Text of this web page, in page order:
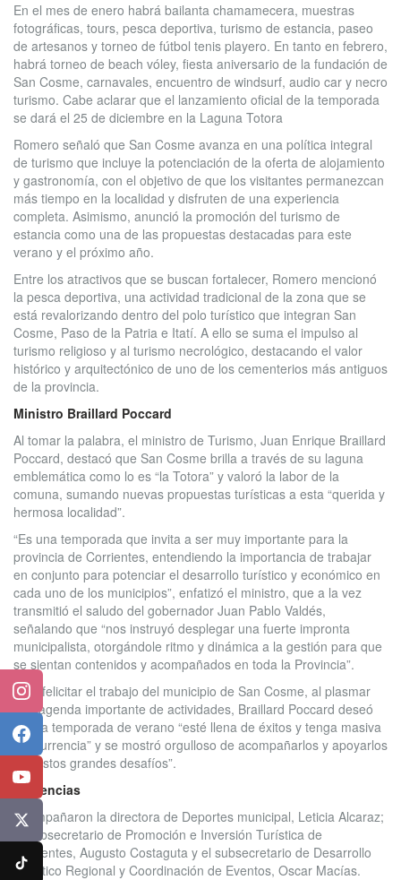
Instagram
Facebook
X
TikTok
En el mes de enero habrá bailanta chamamecera, muestras
fotográficas, tours, pesca deportiva, turismo de estancia, paseo
de artesanos y torneo de fútbol tenis playero. En tanto en febrero,
habrá torneo de beach vóley, fiesta aniversario de la fundación de
San Cosme, carnavales, encuentro de windsurf, audio car y necro
turismo. Cabe aclarar que el lanzamiento oficial de la temporada
se dará el 25 de diciembre en la Laguna Totora
Romero señaló que San Cosme avanza en una política integral
de turismo que incluye la potenciación de la oferta de alojamiento
y gastronomía, con el objetivo de que los visitantes permanezcan
más tiempo en la localidad y disfruten de una experiencia
completa. Asimismo, anunció la promoción del turismo de
estancia como una de las propuestas destacadas para este
verano y el próximo año.
Entre los atractivos que se buscan fortalecer, Romero mencionó
la pesca deportiva, una actividad tradicional de la zona que se
está revalorizando dentro del polo turístico que integran San
Cosme, Paso de la Patria e Itatí. A ello se suma el impulso al
turismo religioso y al turismo necrológico, destacando el valor
histórico y arquitectónico de uno de los cementerios más antiguos
de la provincia.
Ministro Braillard Poccard
Al tomar la palabra, el ministro de Turismo, Juan Enrique Braillard
Poccard, destacó que San Cosme brilla a través de su laguna
emblemática como lo es “la Totora” y valoró la labor de la
comuna, sumando nuevas propuestas turísticas a esta “querida y
hermosa localidad”.
“Es una temporada que invita a ser muy importante para la
provincia de Corrientes, entendiendo la importancia de trabajar
en conjunto para potenciar el desarrollo turístico y económico en
cada uno de los municipios”, enfatizó el ministro, que a la vez
transmitió el saludo del gobernador Juan Pablo Valdés,
señalando que “nos instruyó desplegar una fuerte impronta
municipalista, otorgándole ritmo y dinámica a la gestión para que
se sientan contenidos y acompañados en toda la Provincia”.
Tras felicitar el trabajo del municipio de San Cosme, al plasmar
una agenda importante de actividades, Braillard Poccard deseó
que la temporada de verano “esté llena de éxitos y tenga masiva
concurrencia” y se mostró orgulloso de acompañarlos y apoyarlos
en “estos grandes desafíos”.
Presencias
Acompañaron la directora de Deportes municipal, Leticia Alcaraz;
el subsecretario de Promoción e Inversión Turística de
Corrientes, Augusto Costaguta y el subsecretario de Desarrollo
Turístico Regional y Coordinación de Eventos, Oscar Macías.